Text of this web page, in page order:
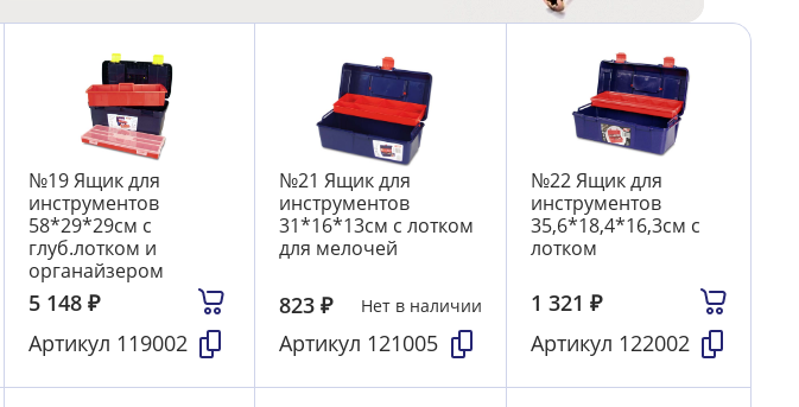
№19 Ящик для
инструментов
58*29*29см с
глуб.лотком и
органайзером
5 148 ₽
Артикул 119002
№21 Ящик для
инструментов
31*16*13см с лотком
для мелочей
823₽ Нет в наличии
Артикул 121005
№22 Ящик для
инструментов
35,6*18,4*16,3см с
лотком
1 321 ₽
Артикул 122002